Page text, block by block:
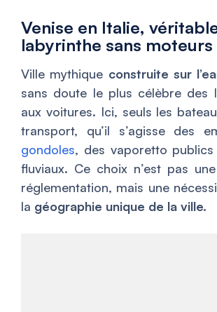
Venise en Italie,
labyrinthe sans moteurs
Ville mythique construite sur
sans doute le plus célèbre des
aux voitures. Ici, seuls les
transport, qu’il s’agisse des
gondoles, des vaporetto
fluviaux. Ce choix n’est pas
réglementation, mais une
la géographie unique de la ville.